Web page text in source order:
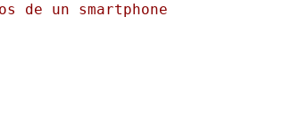
de un smartphone